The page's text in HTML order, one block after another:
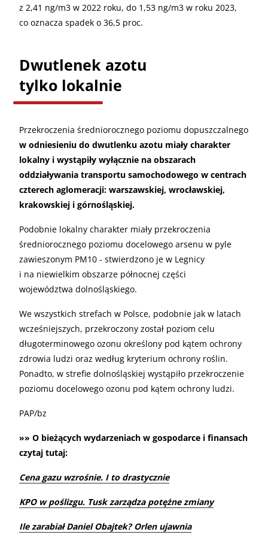
z 2,41 ng/m3 w 2022 roku, do 1,53 ng/m3 w roku 2023,
co oznacza spadek o 36,5 proc.
Dwutlenek azotu
tylko lokalnie
Przekroczenia średniorocznego poziomu dopuszczalnego
w odniesieniu do dwutlenku azotu miały charakter
lokalny i wystąpiły wyłącznie na obszarach
oddziaływania transportu samochodowego w centrach
czterech aglomeracji: warszawskiej, wrocławskiej,
krakowskiej i górnośląskiej.
Podobnie lokalny charakter miały przekroczenia
średniorocznego poziomu docelowego arsenu w pyle
zawieszonym PM10 - stwierdzono je w Legnicy
i na niewielkim obszarze północnej części
województwa dolnośląskiego.
We wszystkich strefach w Polsce, podobnie jak w latach
wcześniejszych, przekroczony został poziom celu
długoterminowego ozonu określony pod kątem ochrony
zdrowia ludzi oraz według kryterium ochrony roślin.
Ponadto, w strefie dolnośląskiej wystąpiło przekroczenie
poziomu docelowego ozonu pod kątem ochrony ludzi.
PAP/bz
»» O bieżących wydarzeniach w gospodarce i finansach
czytaj tutaj:
Cena gazu wzrośnie. I to drastycznie
KPO w poślizgu. Tusk zarządza potężne zmiany
Ile zarabiał Daniel Obajtek? Orlen ujawnia